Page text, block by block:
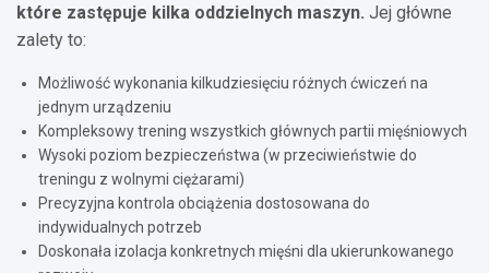
które zastępuje kilka oddzielnych maszyn. Jej główne
zalety to:
Możliwość wykonania kilkudziesięciu różnych ćwiczeń na
jednym urządzeniu
Kompleksowy trening wszystkich głównych partii mięśniowych
Wysoki poziom bezpieczeństwa (w przeciwieństwie do
treningu z wolnymi ciężarami)
Precyzyjna kontrola obciążenia dostosowana do
indywidualnych potrzeb
Doskonała izolacja konkretnych mięśni dla ukierunkowanego